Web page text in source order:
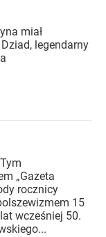
miał
legendarny
„Gazeta
rocznicy
15
wcześniej 50.